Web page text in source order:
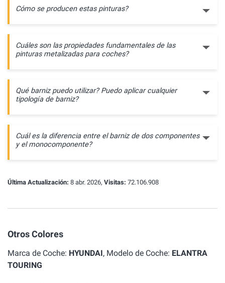
Cómo se producen estas pinturas?
Cuáles son las propiedades fundamentales de las
pinturas metalizadas para coches?
Qué barniz puedo utilizar? Puedo aplicar cualquier
tipología de barniz?
Cuál es la diferencia entre el barniz de dos componentes
y el monocomponente?
Última Actualización: 8 abr. 2026, Visitas: 72.106.908
Otros Colores
Marca de Coche: HYUNDAI, Modelo de Coche: ELANTRA
TOURING